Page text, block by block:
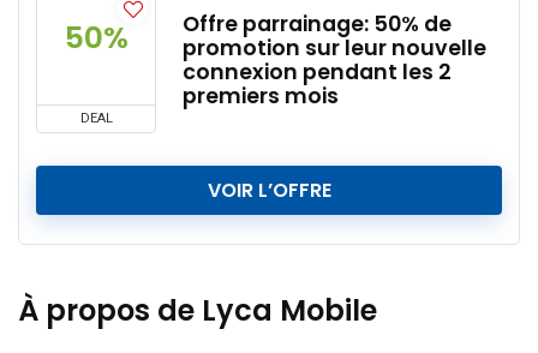
50%
DEAL
Offre parrainage: 50% de
promotion sur leur nouvelle
connexion pendant les 2
premiers mois
VOIR L’OFFRE
À propos de Lyca Mobile